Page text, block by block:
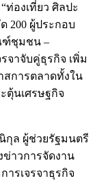
ท่องเที่ยว ศิลปะ
200 ผู้ประกอบ
ฑ์ชุมชน –
จาจับคู่ธุรกิจ เพิ่ม
การตลาดทั้งใน
ตุ้นเศรษฐกิจ
กุล ผู้ช่วยรัฐมนตรี
าวการจัดงาน
รเจรจาธุรกิจ